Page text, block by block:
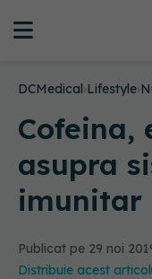
DCMedical›Lifestyle›
Cofeina,
asupra
imunitar
Publicat pe 29 noi
Distribuie acest articol